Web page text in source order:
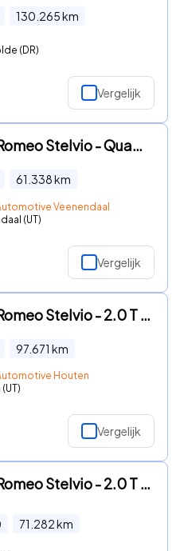
130.265km
(DR)
Vergelijk
Alfa Romeo Stelvio - Quadrifoglio V6 AWD | Adaptieve Cruise Control | Harman-Kard
61.338km
Veenendaal
(UT)
Vergelijk
Alfa Romeo Stelvio - 2.0 T AWD B-Tech | All Season Banden | Apple Carplay/Android
97.671 km
Houten
Vergelijk
Alfa Romeo Stelvio - 2.0 T AWD Super Q4 / Rijklaarprijs / Trekhaak
71.282km